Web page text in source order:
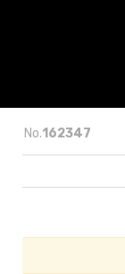
No.162347